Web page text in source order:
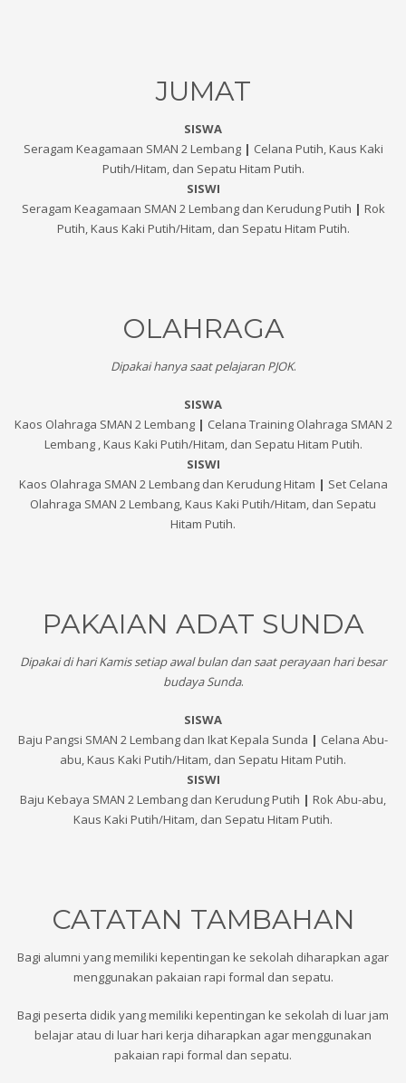
JUMAT
SISWA
Seragam Keagamaan SMAN 2 Lembang | Celana Putih, Kaus Kaki
Putih/Hitam, dan Sepatu Hitam Putih.
SISWI
Seragam Keagamaan SMAN 2 Lembang dan Kerudung Putih | Rok
Putih, Kaus Kaki Putih/Hitam, dan Sepatu Hitam Putih.
OLAHRAGA
Dipakai hanya saat pelajaran PJOK.
SISWA
Kaos Olahraga SMAN 2 Lembang | Celana Training Olahraga SMAN 2
Lembang , Kaus Kaki Putih/Hitam, dan Sepatu Hitam Putih.
SISWI
Kaos Olahraga SMAN 2 Lembang dan Kerudung Hitam | Set Celana
Olahraga SMAN 2 Lembang, Kaus Kaki Putih/Hitam, dan Sepatu
Hitam Putih.
PAKAIAN ADAT SUNDA
Dipakai di hari Kamis setiap awal bulan dan saat perayaan hari besar
budaya Sunda.
SISWA
Baju Pangsi SMAN 2 Lembang dan Ikat Kepala Sunda | Celana Abu-
abu, Kaus Kaki Putih/Hitam, dan Sepatu Hitam Putih.
SISWI
Baju Kebaya SMAN 2 Lembang dan Kerudung Putih | Rok Abu-abu,
Kaus Kaki Putih/Hitam, dan Sepatu Hitam Putih.
CATATAN TAMBAHAN
Bagi alumni yang memiliki kepentingan ke sekolah diharapkan agar
menggunakan pakaian rapi formal dan sepatu.
Bagi peserta didik yang memiliki kepentingan ke sekolah di luar jam
belajar atau di luar hari kerja diharapkan agar menggunakan
pakaian rapi formal dan sepatu.